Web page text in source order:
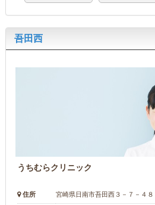
吾田西
うちむらクリニック
住所 宮崎県日南市吾田西３－７－４８